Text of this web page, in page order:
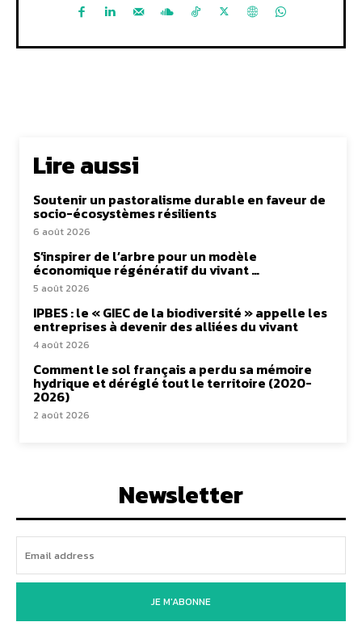
Lire aussi
Soutenir un pastoralisme durable en faveur de
socio-écosystèmes résilients
6 août 2026
S’inspirer de l’arbre pour un modèle
économique régénératif du vivant …
5 août 2026
IPBES : le « GIEC de la biodiversité » appelle les
entreprises à devenir des alliées du vivant
4 août 2026
Comment le sol français a perdu sa mémoire
hydrique et déréglé tout le territoire (2020-
2026)
2 août 2026
Newsletter
JE M'ABONNE